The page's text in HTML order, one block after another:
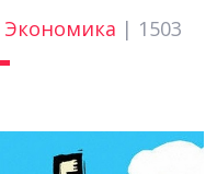
Экономика | 1503